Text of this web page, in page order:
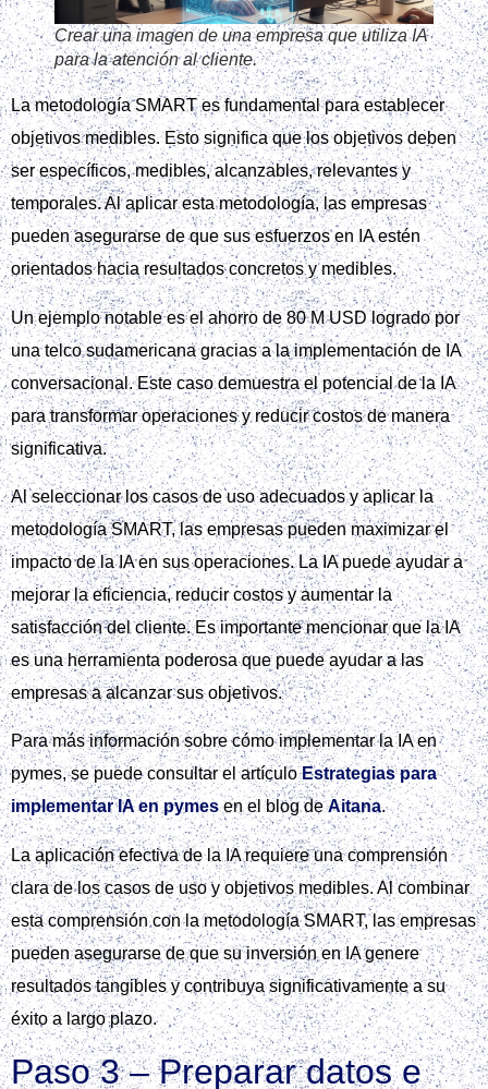
Crear una imagen de una empresa que utiliza IA
para la atención al cliente.
La metodología SMART es fundamental para establecer
objetivos medibles. Esto significa que los objetivos deben
ser específicos, medibles, alcanzables, relevantes y
temporales. Al aplicar esta metodología, las empresas
pueden asegurarse de que sus esfuerzos en IA estén
orientados hacia resultados concretos y medibles.
Un ejemplo notable es el ahorro de 80 M USD logrado por
una telco sudamericana gracias a la implementación de IA
conversacional. Este caso demuestra el potencial de la IA
para transformar operaciones y reducir costos de manera
significativa.
Al seleccionar los casos de uso adecuados y aplicar la
metodología SMART, las empresas pueden maximizar el
impacto de la IA en sus operaciones. La IA puede ayudar a
mejorar la eficiencia, reducir costos y aumentar la
satisfacción del cliente. Es importante mencionar que la IA
es una herramienta poderosa que puede ayudar a las
empresas a alcanzar sus objetivos.
Para más información sobre cómo implementar la IA en
pymes, se puede consultar el artículoEstrategias para
implementar IA en pymesen el blog deAitana.
La aplicación efectiva de la IA requiere una comprensión
clara de los casos de uso y objetivos medibles. Al combinar
esta comprensión con la metodología SMART, las empresas
pueden asegurarse de que su inversión en IA genere
resultados tangibles y contribuya significativamente a su
éxito a largo plazo.
Paso 3 – Preparar datos e